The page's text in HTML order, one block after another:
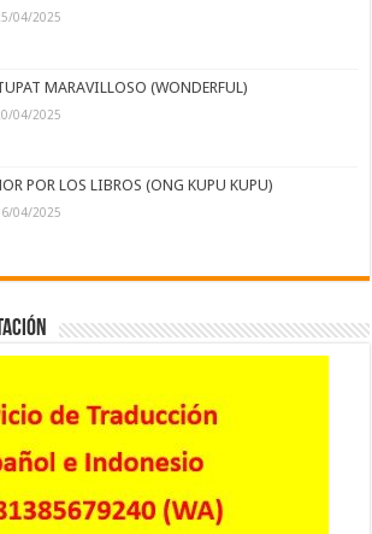
04/2025
MARAVILLOSO (WONDERFUL)
04/2025
POR LOS LIBROS (ONG KUPU KUPU)
04/2025